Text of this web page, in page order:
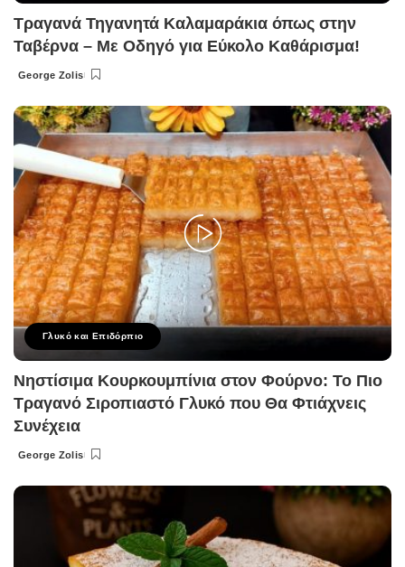
Τραγανά Τηγανητά Καλαμαράκια όπως στην
Ταβέρνα – Με Οδηγό για Εύκολο Καθάρισμα!
Posted
George Zolis
Γλυκό και Επιδόρπιο
Νηστίσιμα Κουρκουμπίνια στον Φούρνο: Το Πιο
Τραγανό Σιροπιαστό Γλυκό που Θα Φτιάχνεις
Συνέχεια
Posted
George Zolis